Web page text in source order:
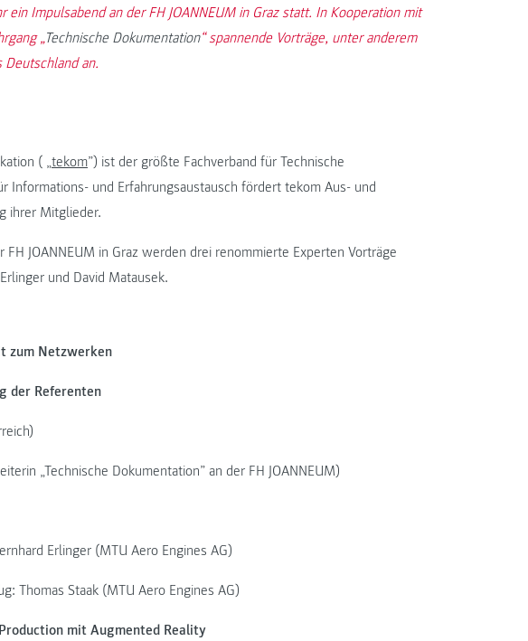
ein Impulsabend an der FH JOANNEUM in Graz statt. In Kooperation mit
„Technische Dokumentation“ spannende Vorträge, unter anderem
Deutschland an.
( „tekom”) ist der größte Fachverband für Technische
Informations- und Erfahrungsaustausch fördert tekom Aus- und
ihrer Mitglieder.
FH JOANNEUM in Graz werden drei renommierte Experten Vorträge
und David Matausek.
zum Netzwerken
der Referenten
„Technische Dokumentation” an der FH JOANNEUM)
Erlinger (MTU Aero Engines AG)
Thomas Staak (MTU Aero Engines AG)
mit Augmented Reality